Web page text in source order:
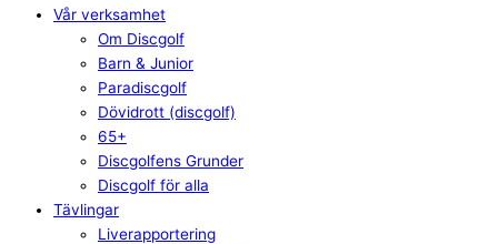
Vår verksamhet
Om Discgolf
Barn & Junior
Paradiscgolf
Dövidrott (discgolf)
65+
Discgolfens Grunder
Discgolf för alla
Tävlingar
Liverapportering